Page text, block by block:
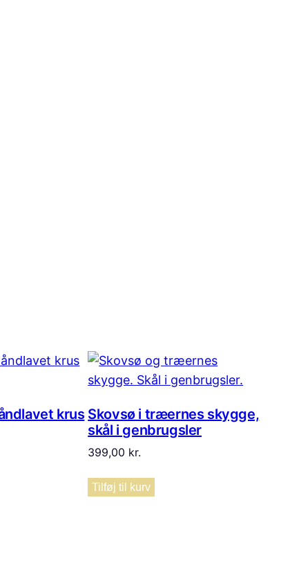
krus Skovsø i træernes skygge,
skål i genbrugsler
399,00 kr.
Tilføj til kurv